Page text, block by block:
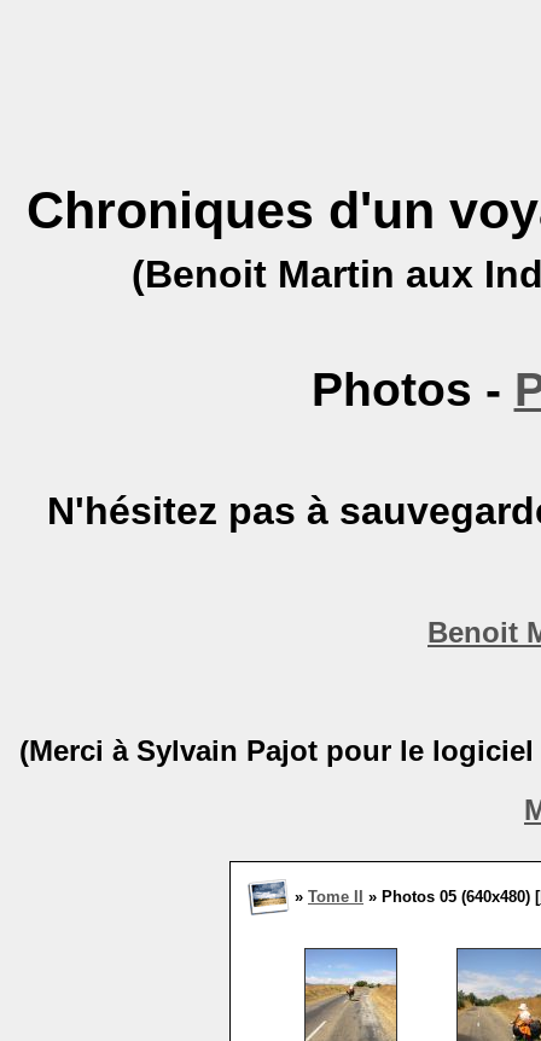
Chroniques d'un
(Benoit Martin aux
Photos -
N'hésitez pas à
Benoit
(Merci à Sylvain Pajot pour le
» Tome II » Photos 05 (640x480) [